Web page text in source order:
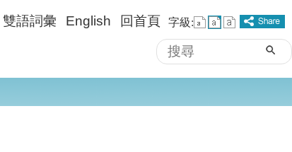
雙語詞彙 English 回首頁 字級:
搜
尋
進階搜尋